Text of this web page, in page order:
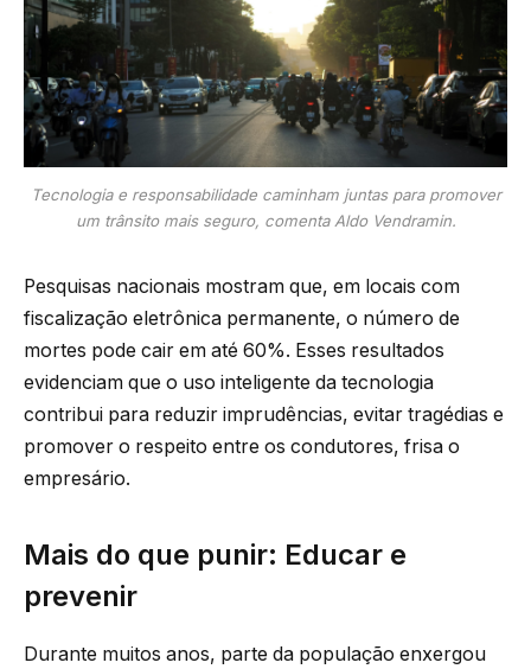
Tecnologia e responsabilidade caminham juntas para promover
um trânsito mais seguro, comenta Aldo Vendramin.
Pesquisas nacionais mostram que, em locais com
fiscalização eletrônica permanente, o número de
mortes pode cair em até 60%. Esses resultados
evidenciam que o uso inteligente da tecnologia
contribui para reduzir imprudências, evitar tragédias e
promover o respeito entre os condutores, frisa o
empresário.
Mais do que punir: Educar e
prevenir
Durante muitos anos, parte da população enxergou